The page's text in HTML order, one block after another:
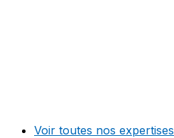
Voir toutes nos expertises